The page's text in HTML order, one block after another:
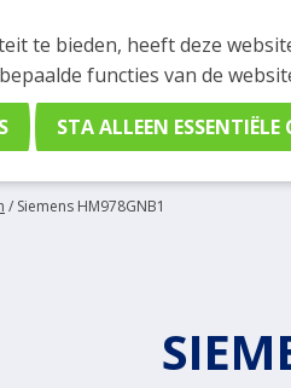
plaatsen. Wil je je vast
/ Siemens HM978GNB1
te bieden, heeft deze
functies van de